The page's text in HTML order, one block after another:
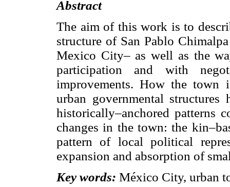
Abstract
The aim of this work is to
structure of San Pablo
Mexico City– as well as the
participation and with
improvements. How the town
urban governmental
historically–anchored patterns
changes in the town: the
pattern of local political
expansion and absorption of
Key words: México City, urban